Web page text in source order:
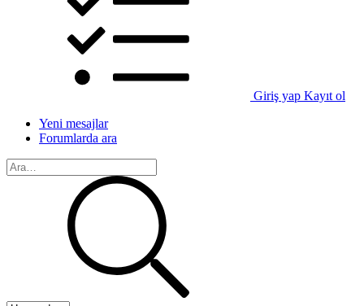
Giriş yap Kayıt ol
Yeni mesajlar
Forumlarda ara